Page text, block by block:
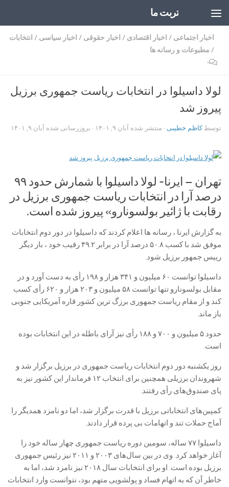
تربت ما
اخبار اجتماعی / اخبار اقتصادی / اخبار حقوقی / اخبار سیاسی / انتخابات
/ مطبوعات و رسانه ها
۰
لولا داسیلوا در انتخابات ریاست جمهوری برزیل
پیروز شد
توسطکاظم خطیبی · منتشر شده آبان ۹, ۱۴۰۱ · بروزرسانی شده آبان ۹, ۱۴۰۱
تهران – ایرنا- لولا داسیلوا با شمارش حدود ۹۹
درصد آرا در انتخابات ریاست جمهوری برزیل در
رقابت با ژائیر بولسونارو» پیروز شده است.
به گزارش ایرنا ، رسانه ها اعلام کردند که داسیلوا در دور دوم انتخابات
موفق شد با کسب ۵۰.۸ درصد آرا در برابر ۴۹.۲ رقیب خود ، بار دیگر
رییس جمهور برزیل شود.
داسیلوا توانست ۶۰ میلیون و ۳۴۱ هزار و ۱۹۸ رأی به دست آورد و در
مقابل بولسونارو تنها توانست ۵۸ میلیون و ۲۰۳ هزار و ۶۲۰ رأی کسب
کند و از مقام ریاست جمهوری برزگ ترین کشور قاره آمریکایی جنوبی
باز ماند.
حدود ۵ میلیون و ۷۰۰ و ۱۸۸ رأی نیز آرای باطله در این انتخابات بوده
است.
روز یکشنبه دور دوم انتخابات ریاست جمهوری در برزیل برگزار شد و
شهروندان برزیلی همچنین برای انتخاب ۱۲ فرماندار این کشور نیز به
پای صندوق‌های رأی رفتند.
کمپین‌های انتخاباتی برزیل با قدرت برگزار شد، اما دو نامزد همدیگر را
آماج حملات تند و اتهامات بی پرده قرار دادند.
داسیلوا ۷۷ ساله، سومین دوره ریاست جمهوری چهار ساله خود را
آغاز خواهد کرد. وی در بین سال‌های ۲۰۰۳ و ۲۰۱۱ نیز رئیس جمهوری
برزیل بوده است. او برای انتخابات سال ۲۰۱۸ نیز نامزد شد، اما به
خاطر آن که به اتهام فساد و پولشویی متهم بود، نتوانست وارد انتخابات